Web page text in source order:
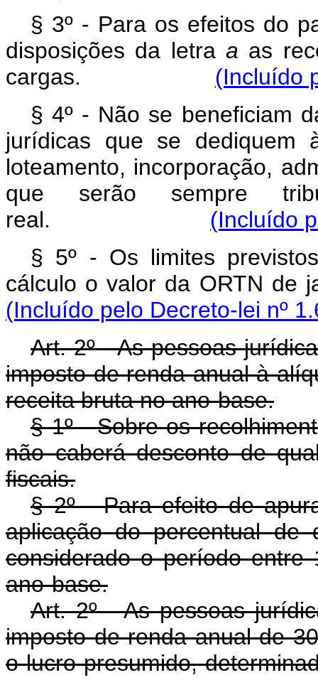
§ 3º - Para os efeitos do
disposições da letra a as
cargas. (Incluído
§ 4º - Não se beneficiam
jurídicas que se dediquem
loteamento, incorporação,
que serão sempre
real. (Incluído
§ 5º - Os limites
cálculo o valor da
(Incluído pelo Decreto-lei nº
Art. 2º - As pessoas
imposto de renda anual à
receita bruta no ano-base.
§ 1º - Sobre os
não caberá desconto de
fiscais.
§ 2º - Para efeito de
aplicação do percentual de
considerado o período
ano-base.
Art. 2º - As pessoas
imposto de renda anual de
o lucro presumido,